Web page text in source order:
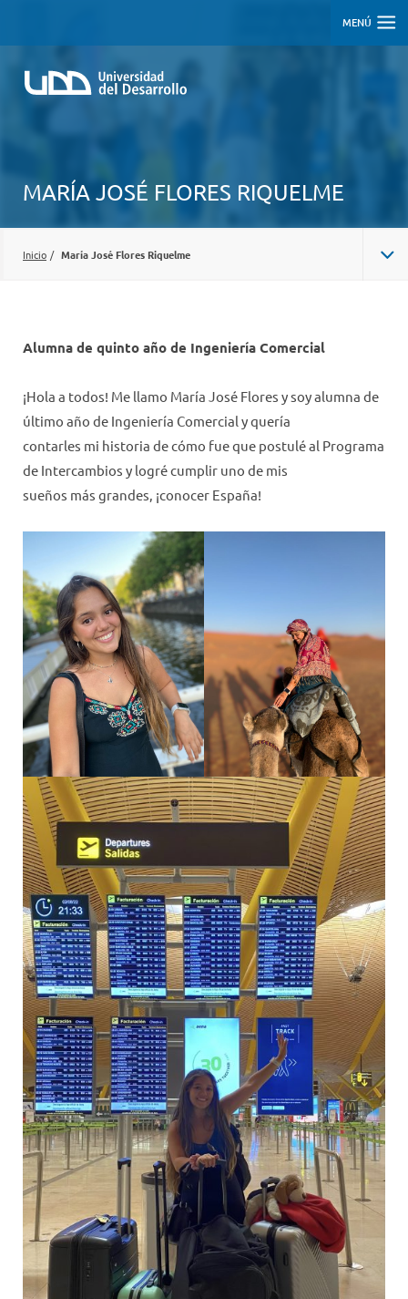
MENÚ
MARÍA JOSÉ FLORES RIQUELME
Inicio / María José Flores Riquelme
Alumna de quinto año de Ingeniería Comercial
¡Hola a todos! Me llamo María José Flores y soy alumna de
último año de Ingeniería Comercial y quería
contarles mi historia de cómo fue que postulé al Programa
de Intercambios y logré cumplir uno de mis
sueños más grandes, ¡conocer España!